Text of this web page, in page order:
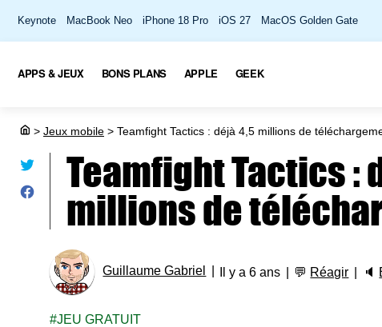
Keynote MacBook Neo iPhone 18 Pro iOS 27 MacOS Golden Gate
APPS & JEUX BONS PLANS APPLE GEEK
> Jeux mobile > Teamfight Tactics : déjà 4,5 millions de
Teamfight Tactics :
millions de
Guillaume Gabriel Il y a 6 ans 💬 Réagir 🔈
JEU GRATUIT